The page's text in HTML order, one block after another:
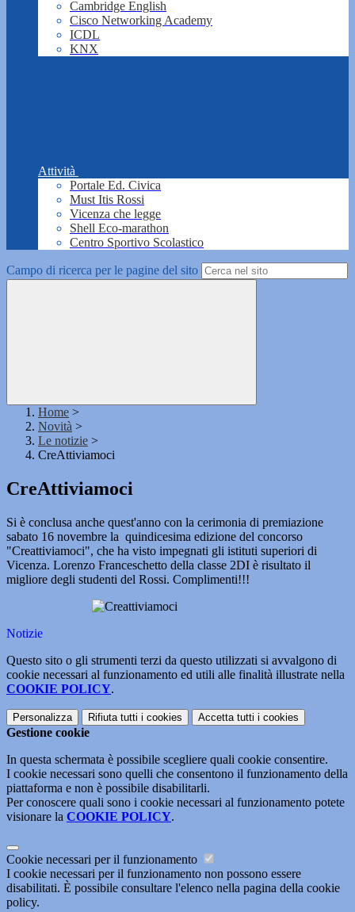
Cambridge English
Cisco Networking Academy
ICDL
KNX
Attività
Portale Ed. Civica
Must Itis Rossi
Vicenza che legge
Shell Eco-marathon
Centro Sportivo Scolastico
Campo di ricerca per le pagine del sito
Home >
Novità >
Le notizie >
CreAttiviamoci
CreAttiviamoci
Si è conclusa anche quest'anno con la cerimonia di premiazione
sabato 16 novembre la quindicesima edizione del concorso
"Creattiviamoci", che ha visto impegnati gli istituti superiori di
Vicenza. Lorenzo Franceschetto della classe 2DI è risultato il
migliore degli studenti del Rossi. Complimenti!!!
Notizie
Questo sito o gli strumenti terzi da questo utilizzati si avvalgono di
cookie necessari al funzionamento ed utili alle finalità illustrate nella
COOKIE POLICY.
Personalizza Rifiuta tutti i cookies Accetta tutti i cookies
Gestione cookie
In questa schermata è possibile scegliere quali cookie consentire.
I cookie necessari sono quelli che consentono il funzionamento della
piattaforma e non è possibile disabilitarli.
Per conoscere quali sono i cookie necessari al funzionamento potete
visionare la COOKIE POLICY.
Cookie necessari per il funzionamento
I cookie necessari per il funzionamento non possono essere
disabilitati. È possibile consultare l'elenco nella pagina della cookie
policy.